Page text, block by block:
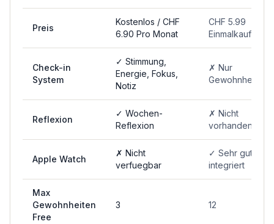
Preis
Kostenlos / CHF
6.90 Pro Monat
CHF 5.99
Einmalkauf
Check-in
System
✓ Stimmung,
Energie, Fokus,
Notiz
✗ Nur
Gewohnheiten
Reflexion
✓ Wochen-
Reflexion
✗ Nicht
vorhanden
Apple Watch
✗ Nicht
verfuegbar
✓ Sehr gut
integriert
Max
Gewohnheiten
Free
3 12